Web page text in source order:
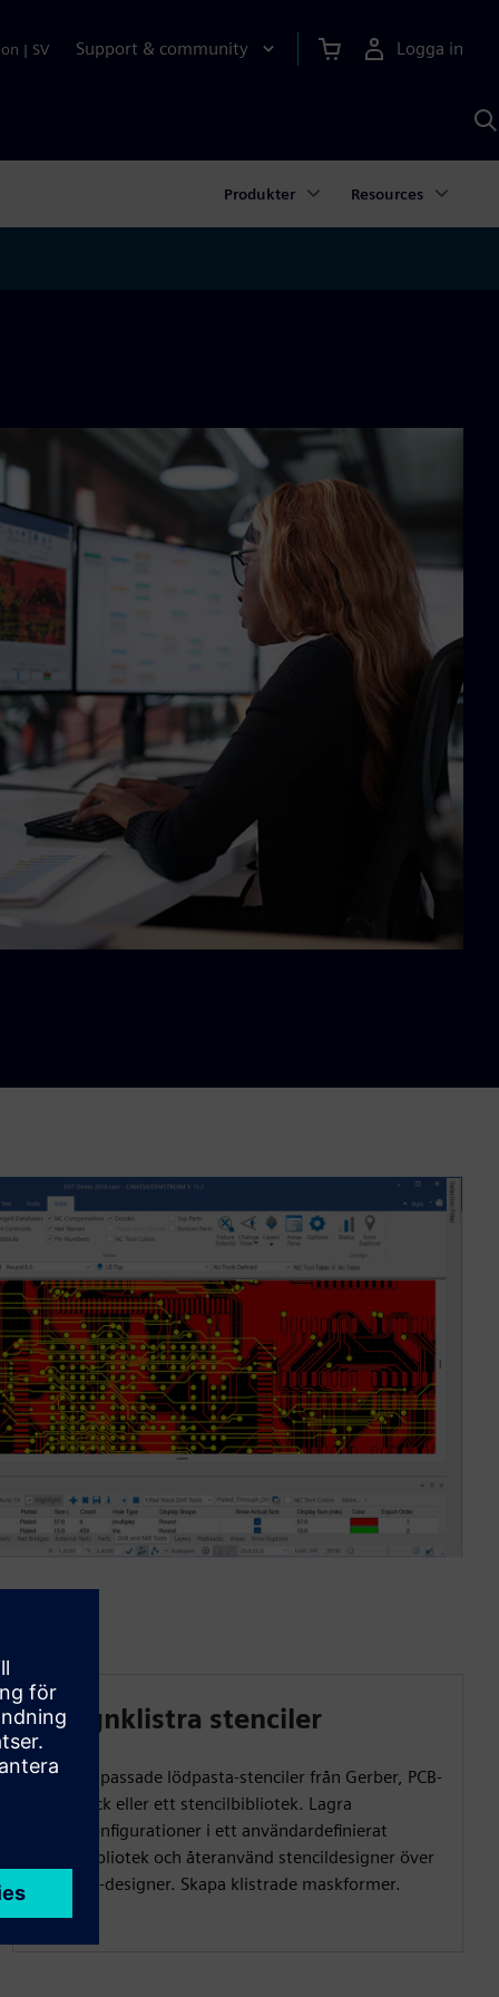
| SV Support & community Logga in
Produkter Resources
Designklistra stenciler
Skapa anpassade lödpasta-stenciler från Gerber, PCB-
fotavtryck eller ett stencilbibliotek. Lagra
stencilkonfigurationer i ett användardefinierat
stencilbibliotek och återanvänd stencildesigner över
flera PCB-designer. Skapa klistrade maskformer.